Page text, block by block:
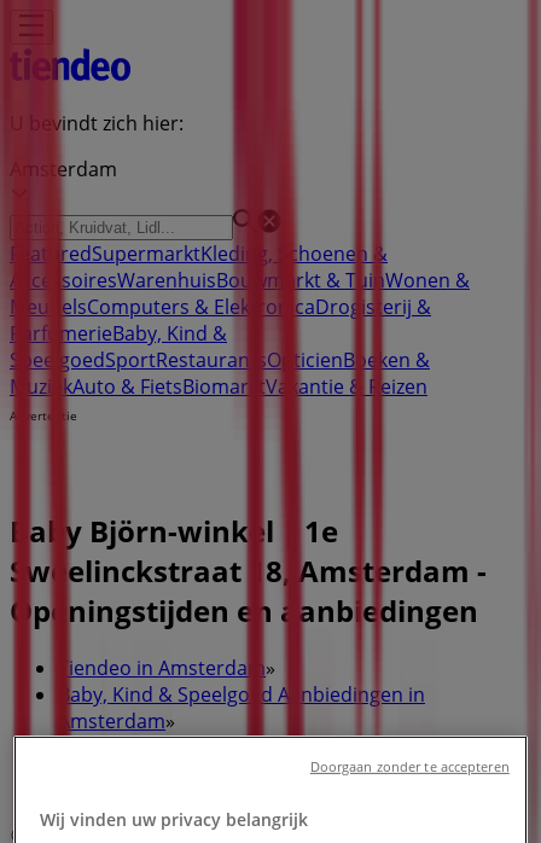
U bevindt zich hier:
Amsterdam
FeaturedSupermarktKleding, Schoenen &
AccessoiresWarenhuisBouwmarkt & TuinWonen &
MeubelsComputers & ElektronicaDrogisterij &
ParfumerieBaby, Kind &
SpeelgoedSportRestaurantsOpticienBoeken &
MuziekAuto & FietsBiomarktVakantie & Reizen
Advertentie
Baby Björn-winkel | 1e
Sweelinckstraat 18, Amsterdam -
Openingstijden en aanbiedingen
Tiendeo in Amsterdam»
Baby, Kind & Speelgoed Aanbiedingen in
Amsterdam»
Wij vinden uw privacy belangrijk
Doorgaan zonder te accepteren